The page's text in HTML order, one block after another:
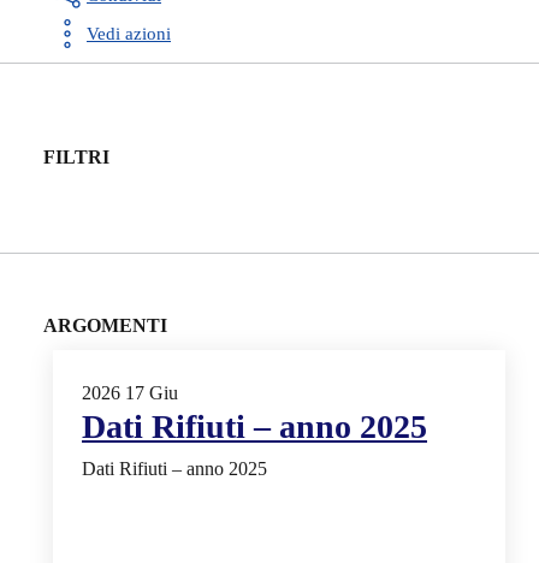
Vedi azioni
FILTRI
ARGOMENTI
2026 17 Giu
Dati Rifiuti – anno 2025
Dati Rifiuti – anno 2025